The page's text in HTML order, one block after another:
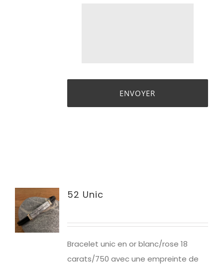
52 Unic
Bracelet unic en or blanc/rose 18
carats/750 avec une empreinte de